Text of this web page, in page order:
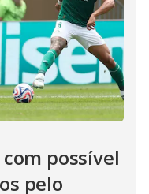
possível
pelo